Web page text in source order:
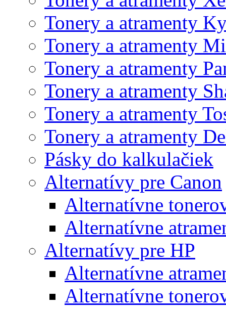
Tonery a atramenty
Tonery a atramenty
Tonery a atramenty
Tonery a atramenty
Tonery a atramenty
Tonery a atramenty
Pásky do kalkulačiek
Alternatívy pre Canon
Alternatívne
Alternatívne
Alternatívy pre HP
Alternatívne
Alternatívne